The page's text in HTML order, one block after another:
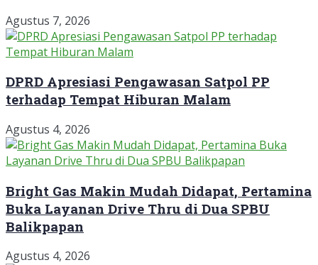
Agustus 7, 2026
DPRD Apresiasi Pengawasan Satpol PP
terhadap Tempat Hiburan Malam
Agustus 4, 2026
Bright Gas Makin Mudah Didapat, Pertamina
Buka Layanan Drive Thru di Dua SPBU
Balikpapan
Agustus 4, 2026